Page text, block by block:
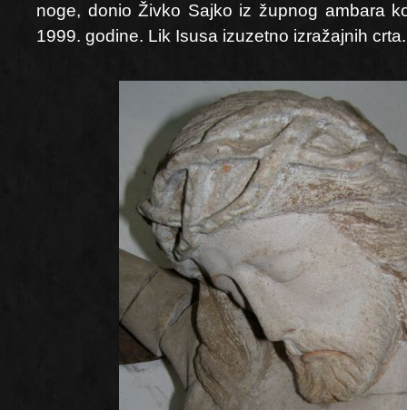
noge, donio Živko Sajko iz župnog ambara
1999. godine. Lik Isusa izuzetno izražajnih crta.